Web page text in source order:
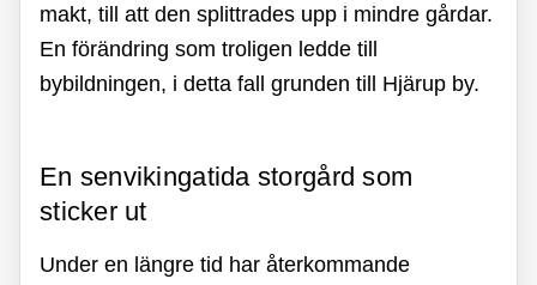
makt, till att den splittrades upp i mindre gårdar.
En förändring som troligen ledde till
bybildningen, i detta fall grunden till Hjärup by.
En senvikingatida storgård som
sticker ut
Under en längre tid har återkommande